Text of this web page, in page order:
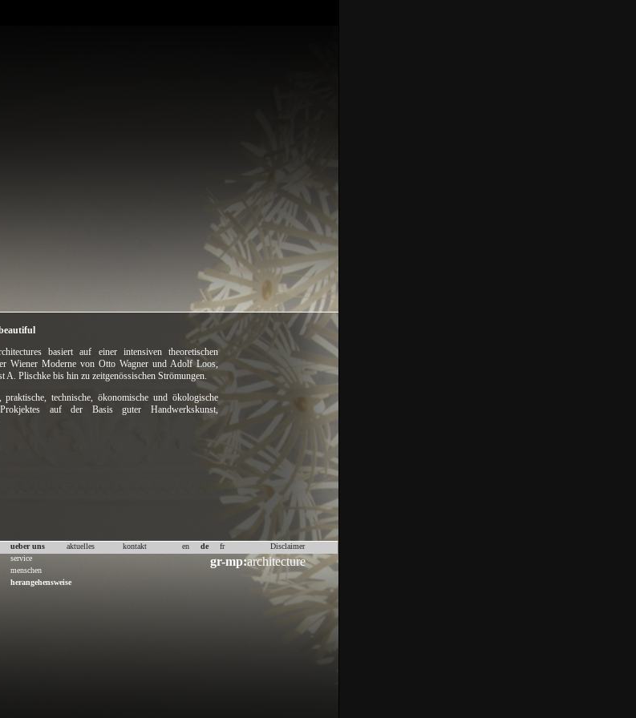
basiert auf einer intensiven theoretischen
Wiener Moderne von Otto Wagner und Adolf Loos,
A. Plischke bis hin zu zeitgenössischen Strömungen.
technische, ökonomische und ökologische
auf der Basis guter Handwerkskunst,
gr-mp:architecture
ueber uns
service
menschen
herangehensweise
aktuelles kontakt en de fr Disclaimer